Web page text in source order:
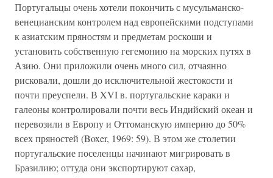
Португальцы очень хотели покончить с мусульманско-
венецианским контролем над европейскими подступами
к азиатским пряностям и предметам роскоши и
установить собственную гегемонию на морских путях в
Азию. Они приложили очень много сил, отчаянно
рисковали, дошли до исключительной жестокости и
почти преуспели. В XVI в. португальские караки и
галеоны контролировали почти весь Индийский океан и
перевозили в Европу и Оттоманскую империю до 50%
всех пряностей (Boxer, 1969: 59). В этом же столетии
португальские поселенцы начинают мигрировать в
Бразилию; оттуда они экспортируют сахар,